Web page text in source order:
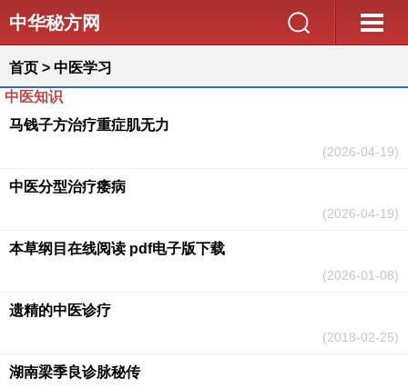
中华秘方网
首页 > 中医学习
中医知识
马钱子方治疗重症肌无力
(2026-04-19)
中医分型治疗痿病
(2026-04-19)
本草纲目在线阅读 pdf电子版下载
(2026-01-08)
遗精的中医诊疗
(2018-02-25)
湖南梁季良诊脉秘传